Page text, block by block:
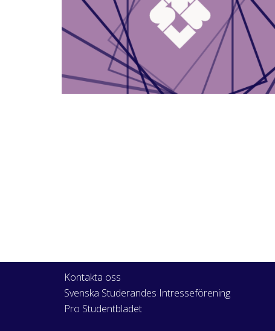
Kontakta oss
Svenska Studerandes Intresseförening
Pro Studentbladet